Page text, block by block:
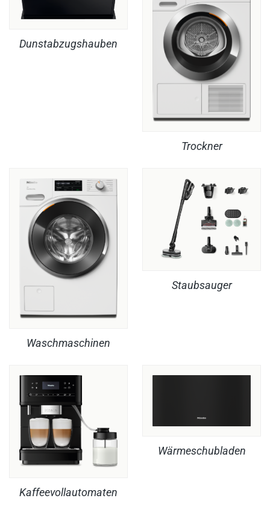
Dunstabzugshauben
Trockner
Waschmaschinen
Staubsauger
Kaffeevollautomaten
Wärmeschubladen